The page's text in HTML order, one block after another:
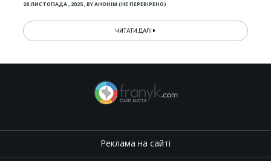
28 ЛИСТОПАДА , 2025,BYАНОНІМ (НЕ ПЕРЕВІРЕНО)
ЧИТАТИ ДАЛІ
Реклама на сайті